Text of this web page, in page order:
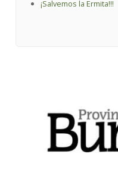
¡Salvemos la Ermita!!!